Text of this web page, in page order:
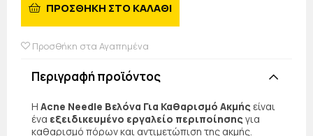
ΠΡΟΣΘΗΚΗ ΣΤΟ ΚΑΛΑΘΙ
Προσθήκη στα Αγαπημένα
Περιγραφή προϊόντος
Η Acne Needle Βελόνα Για Καθαρισμό Ακμής είναι
ένα εξειδικευμένο εργαλείο περιποίησης για
καθαρισμό πόρων και αντιμετώπιση της ακμής.